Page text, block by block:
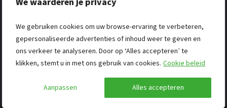
We gebruiken cookies om uw browse-ervaring te verbeteren,
gepersonaliseerde advertenties of inhoud weer te geven en
ons verkeer te analyseren. Door op ‘Alles accepteren’ te
klikken, stemt u in met ons gebruik van cookies. Cookie beleid
Aanpassen Alles accepteren